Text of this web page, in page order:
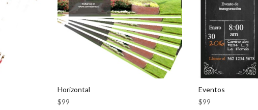
Horizontal
$99
Eventos
$99